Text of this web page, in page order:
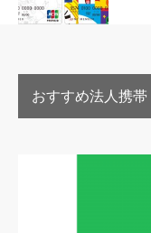
おすすめ法人携帯